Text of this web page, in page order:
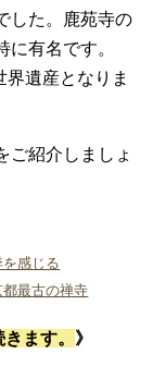
した。鹿苑寺の
有名です。
遺産となりま
ご紹介しましょ
感じる
最古の禅寺
ます。 》